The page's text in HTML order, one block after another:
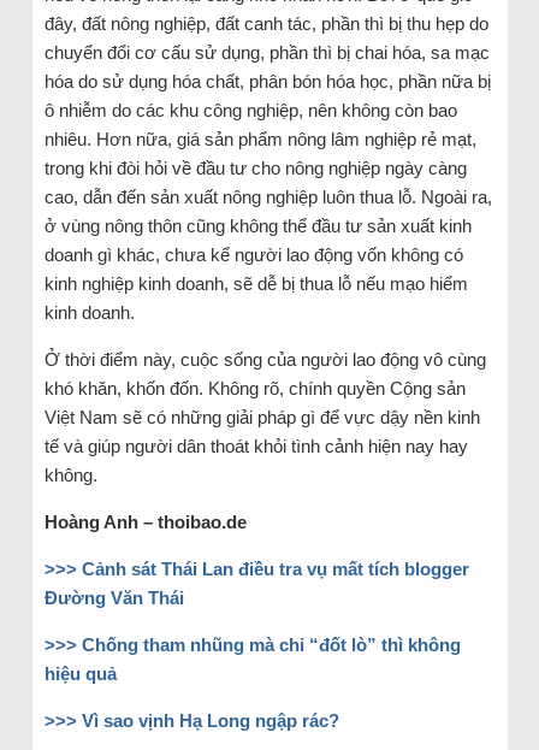
đây, đất nông nghiệp, đất canh tác, phần thì bị thu hẹp do
chuyển đổi cơ cấu sử dụng, phần thì bị chai hóa, sa mạc
hóa do sử dụng hóa chất, phân bón hóa học, phần nữa bị
ô nhiễm do các khu công nghiệp, nên không còn bao
nhiêu. Hơn nữa, giá sản phẩm nông lâm nghiệp rẻ mạt,
trong khi đòi hỏi về đầu tư cho nông nghiệp ngày càng
cao, dẫn đến sản xuất nông nghiệp luôn thua lỗ. Ngoài ra,
ở vùng nông thôn cũng không thể đầu tư sản xuất kinh
doanh gì khác, chưa kể người lao động vốn không có
kinh nghiệp kinh doanh, sẽ dễ bị thua lỗ nếu mạo hiểm
kinh doanh.
Ở thời điểm này, cuộc sống của người lao động vô cùng
khó khăn, khốn đốn. Không rõ, chính quyền Cộng sản
Việt Nam sẽ có những giải pháp gì để vực dậy nền kinh
tế và giúp người dân thoát khỏi tình cảnh hiện nay hay
không.
Hoàng Anh – thoibao.de
>>> Cảnh sát Thái Lan điều tra vụ mất tích blogger
Đường Văn Thái
>>> Chống tham nhũng mà chỉ “đốt lò” thì không
hiệu quả
>>> Vì sao vịnh Hạ Long ngập rác?